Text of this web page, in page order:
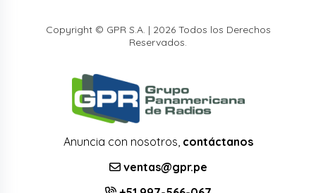
Copyright © GPR S.A. | 2026 Todos los Derechos
Reservados.
Anuncia con nosotros, contáctanos
ventas@gpr.pe